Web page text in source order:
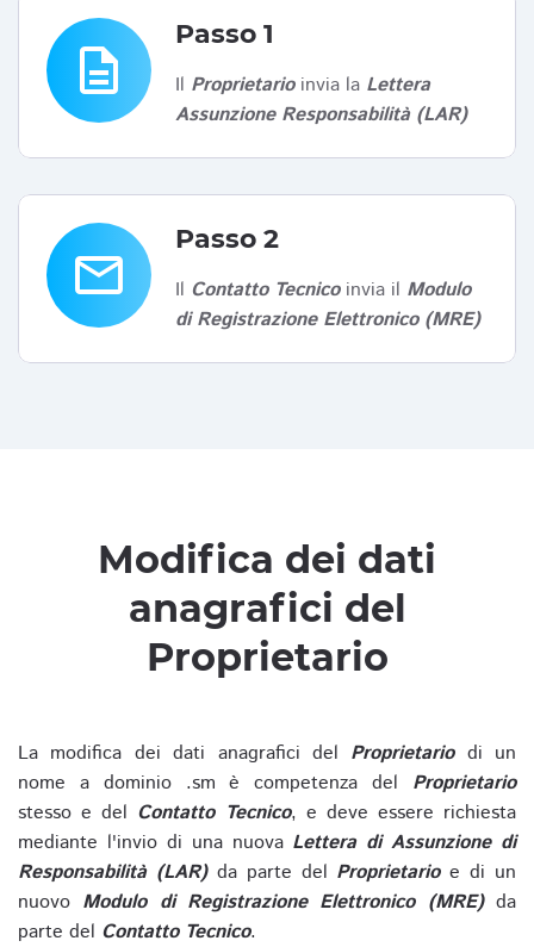
description
Passo 1
Il Proprietarioinvia la Lettera
Assunzione Responsabilità (LAR)
email
Passo 2
Il Contatto Tecnicoinvia il Modulo
di Registrazione Elettronico (MRE)
Modifica dei dati
anagrafici del
Proprietario
La modifica dei dati anagrafici del Proprietariodi un
nome a dominio .sm è competenza del Proprietario
stesso e del Contatto Tecnico, e deve essere richiesta
mediante l'invio di una nuova Lettera di Assunzione di
Responsabilità (LAR)da parte del Proprietarioe di un
nuovo Modulo di Registrazione Elettronico (MRE)da
parte del Contatto Tecnico.